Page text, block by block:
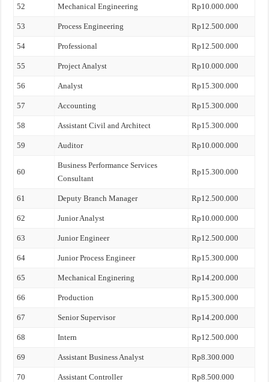
52 Mechanical Engineering Rp10.000.000
53 Process Engineering Rp12.500.000
54 Professional Rp12.500.000
55 Project Analyst Rp10.000.000
56 Analyst Rp15.300.000
57 Accounting Rp15.300.000
58 Assistant Civil and Architect Rp15.300.000
59 Auditor Rp10.000.000
60
Business Performance Services
Consultant
Rp15.300.000
61 Deputy Branch Manager Rp12.500.000
62 Junior Analyst Rp10.000.000
63 Junior Engineer Rp12.500.000
64 Junior Process Engineer Rp15.300.000
65 Mechanical Enginering Rp14.200.000
66 Production Rp15.300.000
67 Senior Supervisor Rp14.200.000
68 Intern Rp12.500.000
69 Assistant Business Analyst Rp8.300.000
70 Assistant Controller Rp8.500.000